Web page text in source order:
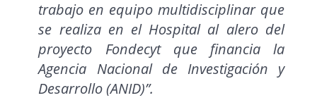
trabajo en equipo multidisciplinar que
se realiza en el Hospital al alero del
proyecto Fondecyt que financia la
Agencia Nacional de Investigación y
Desarrollo (ANID)”.